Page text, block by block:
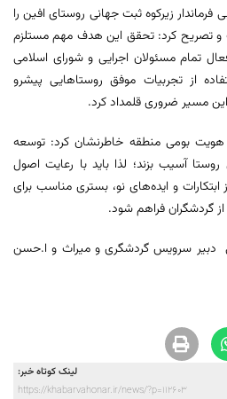
زیرکوه ثبت جهانی روستای افین را
و تصریح کرد: تحقق این هدف مهم مستلزم
تمام مسئولان اجرایی و شورای اسلامی
از تجربیات موفق روستاهایی پیشرو
مسیر ضروری قلمداد کرد.
هویت بومی منطقه خاطرنشان کرد: توسعه
آسیب بزند؛ لذا باید با رعایت اصول
ابتکارات و ایده‌های نو، بستری مناسب برای
گردشگران فراهم شود.
دبیر سرویس گردشگری و میراث و ا.حسن
لینک کوتاه خبر:
https://khabarvahonar.ir/news/?p=112603